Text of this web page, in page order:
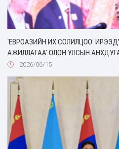
'ЕВРОАЗИЙН ИХ СОЛИЛЦОО:
АЖИЛЛАГАА' ОЛОН УЛСЫН
2026/06/15